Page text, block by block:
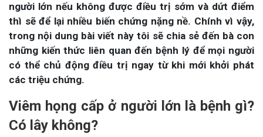
người lớn nếu không được điều trị sớm và dứt điểm
thì sẽ để lại nhiều biến chứng nặng nề. Chính vì vậy,
trong nội dung bài viết này tôi sẽ chia sẻ đến bà con
những kiến thức liên quan đến bệnh lý để mọi người
có thể chủ động điều trị ngay từ khi mới khởi phát
các triệu chứng.
Viêm họng cấp ở người lớn là bệnh gì?
Có lây không?